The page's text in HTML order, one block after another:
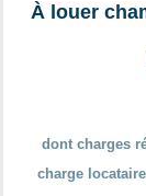
dont charges
charge